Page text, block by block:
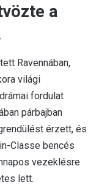
a
Ravennában,
világi
fordulat
párbajban
érzett, és
Classe bencés
vezeklésre
lett.